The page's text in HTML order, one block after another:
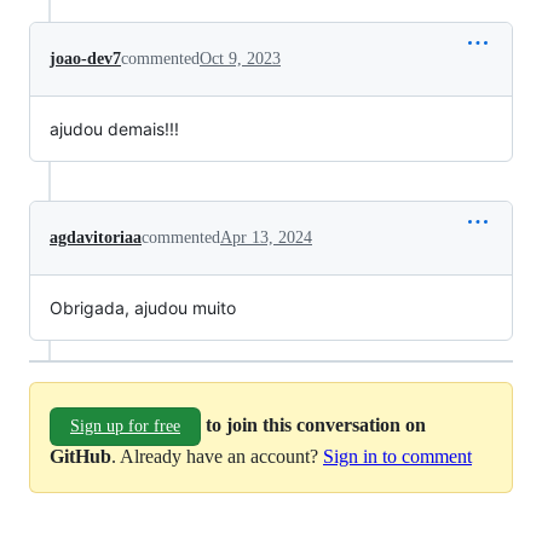
joao-dev7commentedOct 9, 2023
ajudou demais!!!
agdavitoriaacommentedApr 13, 2024
Obrigada, ajudou muito
Sign up for free
to join this conversation on
GitHub. Already have an account? Sign in to comment